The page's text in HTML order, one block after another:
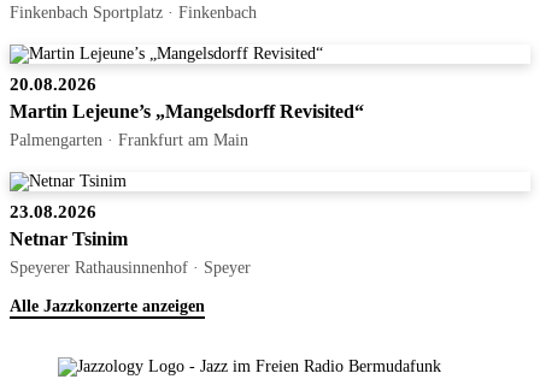
Finkenbach Sportplatz · Finkenbach
20.08.2026
Martin Lejeune’s „Mangelsdorff Revisited“
Palmengarten · Frankfurt am Main
23.08.2026
Netnar Tsinim
Speyerer Rathausinnenhof · Speyer
Alle Jazzkonzerte anzeigen